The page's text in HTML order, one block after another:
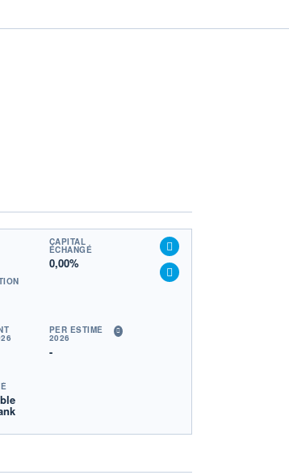
CAPITAL
ÉCHANGÉ
0,00%
PER ESTIMÉ
2026
-